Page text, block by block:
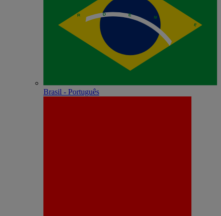
Brasil - Português